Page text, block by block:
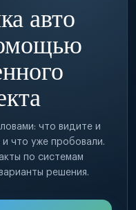
авто
что видите и
что уже пробовали.
по системам
решения.